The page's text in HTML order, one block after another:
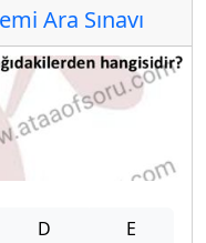
Ara Sınavı
D E